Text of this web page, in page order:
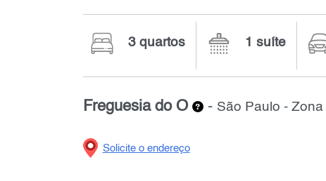
3 quartos 1 suíte
Freguesia do Ó - São Paulo - Zona
Solicite o endereço